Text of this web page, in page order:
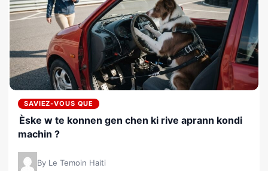
SAVIEZ-VOUS QUE
Èske w te konnen gen chen ki rive aprann kondi
machin ?
By Le Temoin Haiti